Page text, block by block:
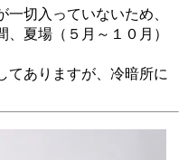
切入っていないため、
夏場（５月～１０月）
てありますが、冷暗所に